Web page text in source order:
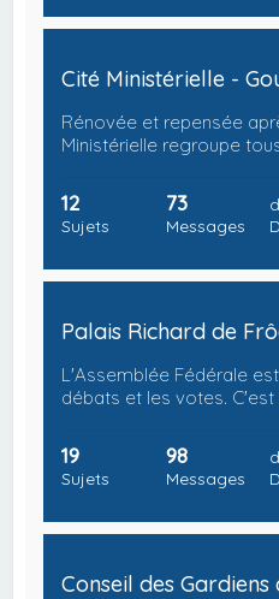
Rénovée et repensée
Ministérielle regroupe
12
Sujets
73
Messages
L'Assemblée Fédérale
débats et les votes.
19
Sujets
98
Messages
Conseil des